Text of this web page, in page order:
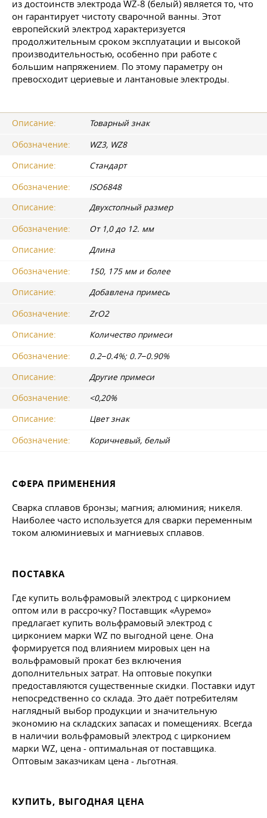
из достоинств электрода WZ-8 (белый) является то, что
он гарантирует чистоту сварочной ванны. Этот
европейский электрод характеризуется
продолжительным сроком эксплуатации и высокой
производительностью, особенно при работе с
большим напряжением. По этому параметру он
превосходит цериевые и лантановые электроды.
Описание:
Товарный знак
Обозначение:
WZ3, WZ8
Описание:
Стандарт
Обозначение:
ISO6848
Описание:
Двухстопный размер
Обозначение:
От 1,0 до 12. мм
Описание:
Длина
Обозначение:
150, 175 мм и более
Описание:
Добавлена примесь
Обозначение:
ZrO2
Описание:
Количество примеси
Обозначение:
0.2−0.4%; 0.7−0.90%
Описание:
Другие примеси
Обозначение:
<0,20%
Описание:
Цвет знак
Обозначение:
Коричневый, белый
СФЕРА ПРИМЕНЕНИЯ
Сварка сплавов бронзы; магния; алюминия; никеля.
Наиболее часто используется для сварки переменным
током алюминиевых и магниевых сплавов.
ПОСТАВКА
Где купить вольфрамовый электрод с цирконием
оптом или в рассрочку? Поставщик «Ауремо»
предлагает купить вольфрамовый электрод с
цирконием марки WZ по выгодной цене. Она
формируется под влиянием мировых цен на
вольфрамовый прокат без включения
дополнительных затрат. На оптовые покупки
предоставляются существенные скидки. Поставки идут
непосредственно со склада. Это даёт потребителям
наглядный выбор продукции и значительную
экономию на складских запасах и помещениях. Всегда
в наличии вольфрамовый электрод с цирконием
марки WZ, цена - оптимальная от поставщика.
Оптовым заказчикам цена - льготная.
КУПИТЬ, ВЫГОДНАЯ ЦЕНА